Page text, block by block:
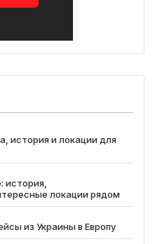
история и локации для
история,
локации рядом
из Украины в Европу